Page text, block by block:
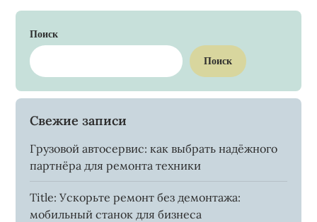
Поиск
Поиск
Свежие записи
Грузовой автосервис: как выбрать надёжного
партнёра для ремонта техники
Title: Ускорьте ремонт без демонтажа:
мобильный станок для бизнеса